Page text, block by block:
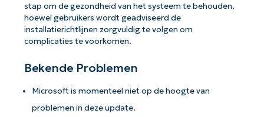
stap om de gezondheid van het systeem te behouden,
hoewel gebruikers wordt geadviseerd de
installatierichtlijnen zorgvuldig te volgen om
complicaties te voorkomen.
Bekende Problemen
Microsoft is momenteel niet op de hoogte van
problemen in deze update.